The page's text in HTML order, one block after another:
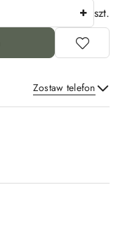
szt.
Zostaw telefon